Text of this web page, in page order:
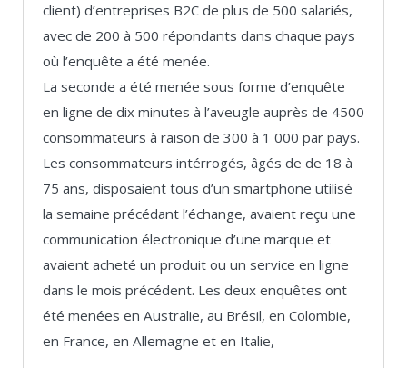
client) d’entreprises B2C de plus de 500 salariés,
avec de 200 à 500 répondants dans chaque pays
où l’enquête a été menée.
La seconde a été menée sous forme d’enquête
en ligne de dix minutes à l’aveugle auprès de 4500
consommateurs à raison de 300 à 1 000 par pays.
Les consommateurs intérrogés, âgés de de 18 à
75 ans, disposaient tous d’un smartphone utilisé
la semaine précédant l’échange, avaient reçu une
communication électronique d’une marque et
avaient acheté un produit ou un service en ligne
dans le mois précédent. Les deux enquêtes ont
été menées en Australie, au Brésil, en Colombie,
en France, en Allemagne et en Italie,